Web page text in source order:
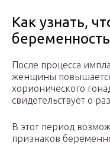
Как узнать,
После процесса
женщины
хорионического
свидетельствует о
В этот период
признаков